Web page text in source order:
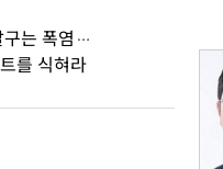
구는 폭염…
를 식혀라